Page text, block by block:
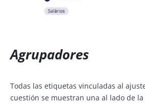
Agrupadores
Todas las etiquetas vinculadas al
cuestión se muestran una al lado de